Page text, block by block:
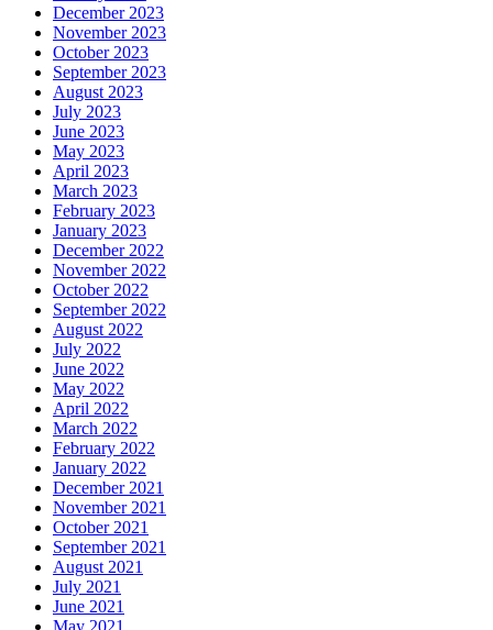
December 2023
November 2023
October 2023
September 2023
August 2023
July 2023
June 2023
May 2023
April 2023
March 2023
February 2023
January 2023
December 2022
November 2022
October 2022
September 2022
August 2022
July 2022
June 2022
May 2022
April 2022
March 2022
February 2022
January 2022
December 2021
November 2021
October 2021
September 2021
August 2021
July 2021
June 2021